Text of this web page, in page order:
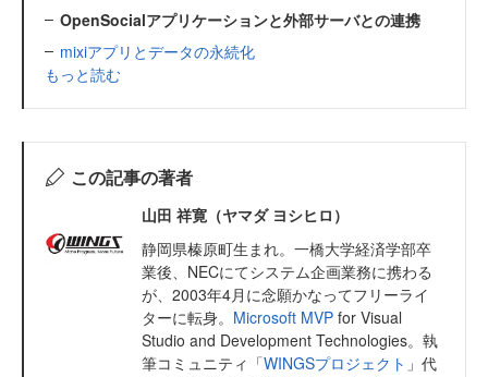
OpenSocialアプリケーションと外部サーバとの連携
mixiアプリとデータの永続化
もっと読む
この記事の著者
山田 祥寛（ヤマダ ヨシヒロ）
静岡県榛原町生まれ。一橋大学経済学部卒
業後、NECにてシステム企画業務に携わる
が、2003年4月に念願かなってフリーライ
ターに転身。 Microsoft MVP for Visual
Studio and Development Technologies。執
筆コミュニティ「WINGSプロジェクト 」代